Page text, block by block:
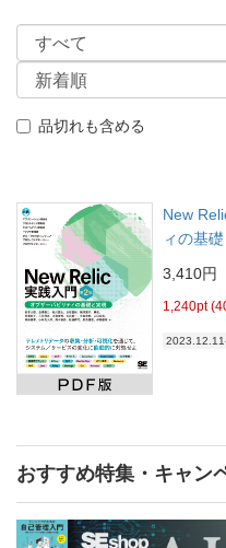
品切れも含める
New
ィの基
3,410円
1,240pt
2023.12.11
おすすめ特集・キャン